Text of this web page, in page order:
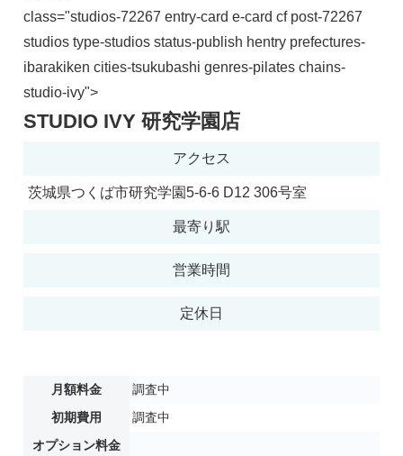
class="studios-72267 entry-card e-card cf post-72267
studios type-studios status-publish hentry prefectures-
ibarakiken cities-tsukubashi genres-pilates chains-
studio-ivy">
STUDIO IVY 研究学園店
アクセス
茨城県つくば市研究学園5-6-6 D12 306号室
最寄り駅
営業時間
定休日
月額料金
調査中
初期費用
調査中
オプション料金